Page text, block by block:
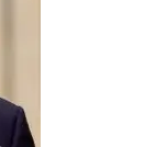
ক্যাপাসিটি
২০২৮ সালের